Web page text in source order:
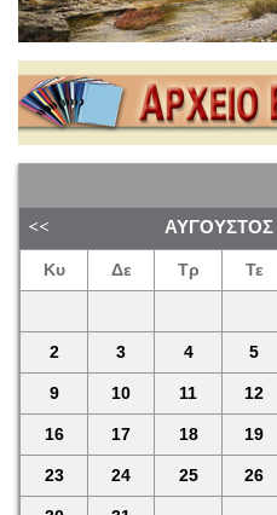
ΑΎΓΟΥΣΤΟΣ
Κυ Δε Τρ Τε
2 3 4 5
9 10 11 12
16 17 18 19
23 24 25 26